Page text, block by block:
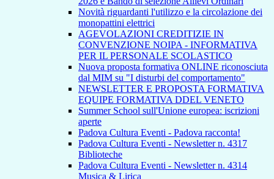
Novità riguardanti l'utilizzo e la circolazione dei
monopattini elettrici
AGEVOLAZIONI CREDITIZIE IN
CONVENZIONE NOIPA - INFORMATIVA
PER IL PERSONALE SCOLASTICO
Nuova proposta formativa ONLINE riconosciuta
dal MIM su "I disturbi del comportamento"
NEWSLETTER E PROPOSTA FORMATIVA
EQUIPE FORMATIVA DDEL VENETO
Summer School sull'Unione europea: iscrizioni
aperte
Padova Cultura Eventi - Padova racconta!
Padova Cultura Eventi - Newsletter n. 4317
Biblioteche
Padova Cultura Eventi - Newsletter n. 4314
Musica & Lirica